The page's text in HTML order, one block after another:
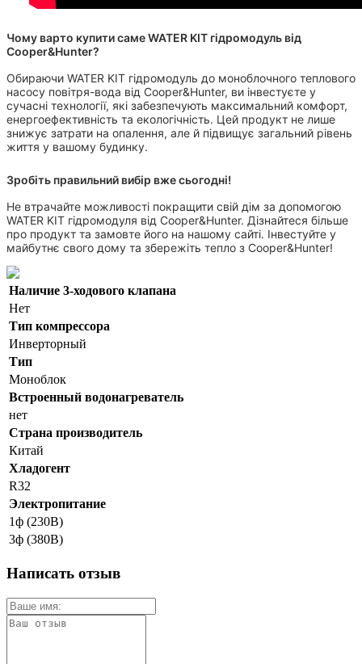
Чому варто купити саме WATER KIT гідромодуль від
Cooper&Hunter?
Обираючи WATER KIT гідромодуль до моноблочного теплового
насосу повітря-вода від Cooper&Hunter, ви інвестуєте у
сучасні технології, які забезпечують максимальний комфорт,
енергоефективність та екологічність. Цей продукт не лише
знижує затрати на опалення, але й підвищує загальний рівень
життя у вашому будинку.
Зробіть правильний вибір вже сьогодні!
Не втрачайте можливості покращити свій дім за допомогою
WATER KIT гідромодуля від Cooper&Hunter. Дізнайтеся більше
про продукт та замовте його на нашому сайті. Інвестуйте у
майбутнє свого дому та збережіть тепло з Cooper&Hunter!
Наличие 3-ходового клапана
Нет
Тип компрессора
Инверторный
Тип
Моноблок
Встроенный водонагреватель
нет
Страна производитель
Китай
Хладогент
R32
Электропитание
1ф (230В)
3ф (380В)
Написать отзыв